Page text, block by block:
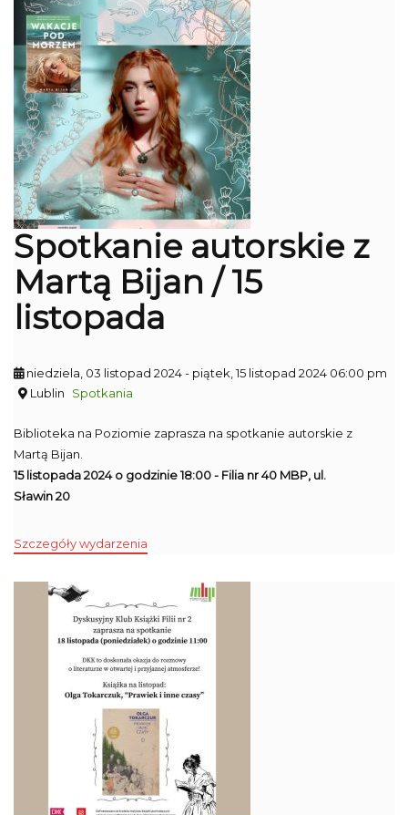
Spotkanie autorskie z
Martą Bijan / 15
listopada
niedziela, 03 listopad 2024- piątek, 15 listopad 2024 06:00 pm
Lublin
Spotkania
Biblioteka na Poziomie zaprasza na spotkanie autorskie z
Martą Bijan.
15 listopada 2024 o godzinie 18:00 - Filia nr 40 MBP, ul.
Sławin 20
Szczegóły wydarzenia